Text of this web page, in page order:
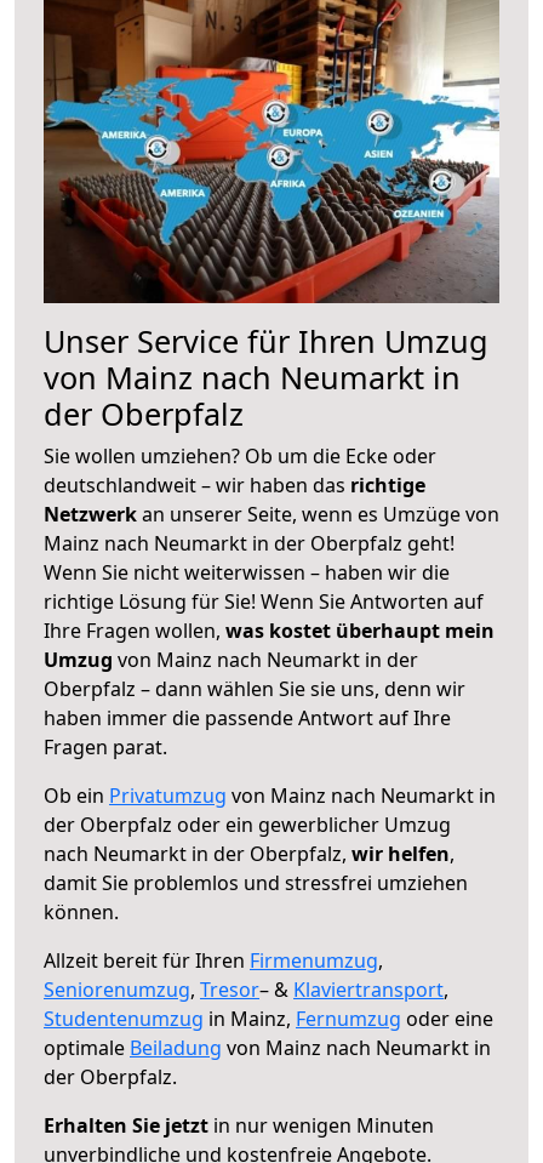
Unser Service für Ihren Umzug
von Mainz nach Neumarkt in
der Oberpfalz
Sie wollen umziehen? Ob um die Ecke oder
deutschlandweit – wir haben das richtige
Netzwerkan unserer Seite, wenn es Umzüge von
Mainz nach Neumarkt in der Oberpfalz geht!
Wenn Sie nicht weiterwissen – haben wir die
richtige Lösung für Sie! Wenn Sie Antworten auf
Ihre Fragen wollen, was kostet überhaupt mein
Umzug von Mainz nach Neumarkt in der
Oberpfalz – dann wählen Sie sie uns, denn wir
haben immer die passende Antwort auf Ihre
Fragen parat.
Ob ein Privatumzug von Mainz nach Neumarkt in
der Oberpfalz oder ein gewerblicher Umzug
nach Neumarkt in der Oberpfalz, wir helfen,
damit Sie problemlos und stressfrei umziehen
können.
Allzeit bereit für Ihren Firmenumzug,
Seniorenumzug, Tresor– & Klaviertransport,
Studentenumzug in Mainz, Fernumzug oder eine
optimale Beiladung von Mainz nach Neumarkt in
der Oberpfalz.
Erhalten Sie jetzt in nur wenigen Minuten
unverbindliche und kostenfreie Angebote.